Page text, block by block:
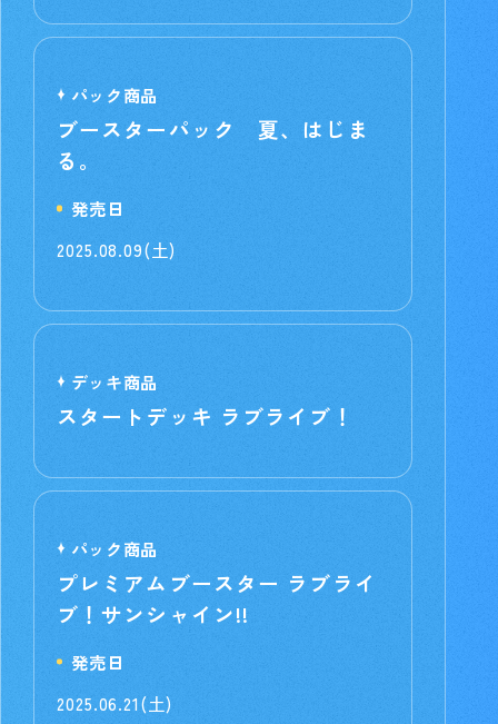
パック商品
ブースターパック 夏、はじま
る。
発売日
2025.08.09(土)
デッキ商品
スタートデッキ ラブライブ！
パック商品
プレミアムブースター ラブライ
ブ！サンシャイン!!
発売日
2025.06.21(土)